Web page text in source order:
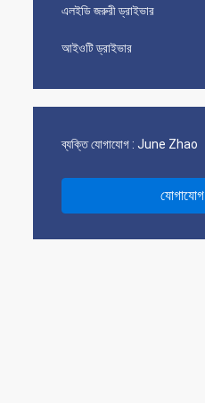
এলইডি জরুরী ড্রাইভার
আইওটি ড্রাইভার
ব্যক্তি যোগাযোগ : June Zhao
যোগাযোগ